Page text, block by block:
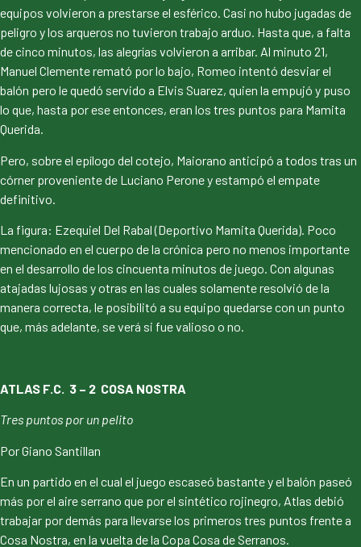
equipos volvieron a prestarse el esférico. Casi no hubo jugadas de
peligro y los arqueros no tuvieron trabajo arduo. Hasta que, a falta
de cinco minutos, las alegrías volvieron a arribar. Al minuto 21,
Manuel Clemente remató por lo bajo, Romeo intentó desviar el
balón pero le quedó servido a Elvis Suarez, quien la empujó y puso
lo que, hasta por ese entonces, eran los tres puntos para Mamita
Querida.
Pero, sobre el epílogo del cotejo, Maiorano anticipó a todos tras un
córner proveniente de Luciano Perone y estampó el empate
definitivo.
La figura: Ezequiel Del Rabal (Deportivo Mamita Querida). Poco
mencionado en el cuerpo de la crónica pero no menos importante
en el desarrollo de los cincuenta minutos de juego. Con algunas
atajadas lujosas y otras en las cuales solamente resolvió de la
manera correcta, le posibilitó a su equipo quedarse con un punto
que, más adelante, se verá si fue valioso o no.
ATLAS F.C. 3 – 2 COSA NOSTRA
Tres puntos por un pelito
Por Giano Santillan
En un partido en el cual el juego escaseó bastante y el balón paseó
más por el aire serrano que por el sintético rojinegro, Atlas debió
trabajar por demás para llevarse los primeros tres puntos frente a
Cosa Nostra, en la vuelta de la Copa Cosa de Serranos.